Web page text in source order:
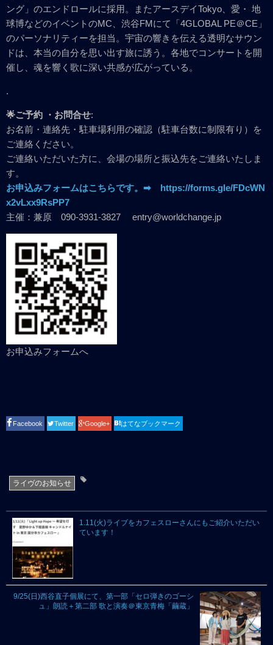
ング」のエンドロールに採用。またアースデイTokyo、愛・ 地
球博などのイベントのMC、渋谷FMにて「4GLOBAL PE＠CE」
のパーソナリティーを担当。宇宙の響きを伝える透明なサウン
ドは、本当の自分を思い出す旅に誘う。各地でコンサートを開
催し、魂を響く歌に深い共感が広がっている。
.
🌟ご予約 ・お問合せ:
お名前・連絡先・駐車場利用の確認（駐車台数に制限有り）を
ご連絡ください。
ご連絡いただいた方に、会場の場所と振込先をご連絡いたしま
す。
お申込みフォームはこちらです。➡ https://forms.gle/FDcWN
x2vLxx9RsPP7
主催：兼原 090-3931-3827 entry@worldchange.jp
お申込みフォームへ
Facebook Twitter Google+ はてなブックマーク
ライヴのお知らせ
1.11(火)ライブをカフェスローさんにもご紹介いただい
ています！
9/25(日)西谷直子個展にて、第一部「セロ弾きのゴーシ
ュ」朗読＋第二部 歌と演奏＠東京青梅「繭蔵」